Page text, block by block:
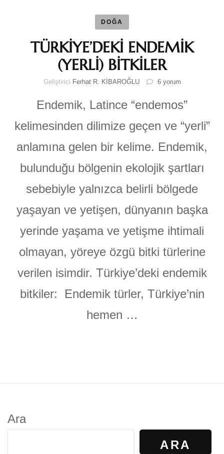
DOĞA
TÜRKİYE’DEKİ ENDEMİK
(YERLİ) BİTKİLER
Geliştirici Ferhat R. KİBAROĞLU
TÜRKİYE’DEKİ
(YERLİ)
BİTKİLER
6 yorum
Endemik, Latince “endemos”
kelimesinden dilimize geçen ve “yerli”
anlamına gelen bir kelime. Endemik,
bulunduğu bölgenin ekolojik şartları
sebebiyle yalnızca belirli bölgede
yaşayan ve yetişen, dünyanın başka
yerinde yaşama ve yetişme ihtimali
olmayan, yöreye özgü bitki türlerine
verilen isimdir. Türkiye’deki endemik
bitkiler: Endemik türler, Türkiye’nin
hemen …
Ara
ARA